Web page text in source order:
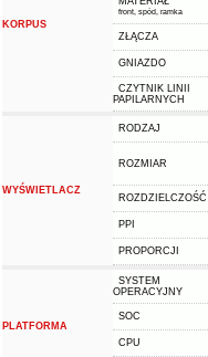
KORPUS
front, spód, ramka
ZŁĄCZA
GNIAZDO
CZYTNIK LINII
PAPILARNYCH
WYŚWIETLACZ
RODZAJ
ROZMIAR
ROZDZIELCZOŚĆ
PPI
PROPORCJI
PLATFORMA
SYSTEM
OPERACYJNY
SOC
CPU